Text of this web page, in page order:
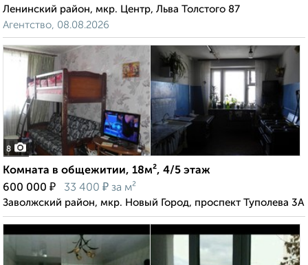
Ленинский район, мкр. Центр, Льва Толстого 87
Агентство, 08.08.2026
8
Комната в общежитии, 18м², 4/5 этаж
600 000 ₽ 33 400 ₽ за м²
Заволжский район, мкр. Новый Город, проспект Туполева 3А